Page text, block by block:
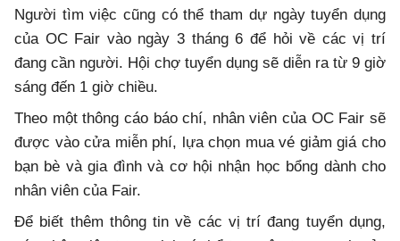
Người tìm việc cũng có thể tham dự ngày tuyển dụng
của OC Fair vào ngày 3 tháng 6 để hỏi về các vị trí
đang cần người. Hội chợ tuyển dụng sẽ diễn ra từ 9 giờ
sáng đến 1 giờ chiều.
Theo một thông cáo báo chí, nhân viên của OC Fair sẽ
được vào cửa miễn phí, lựa chọn mua vé giảm giá cho
bạn bè và gia đình và cơ hội nhận học bổng dành cho
nhân viên của Fair.
Để biết thêm thông tin về các vị trí đang tuyển dụng,